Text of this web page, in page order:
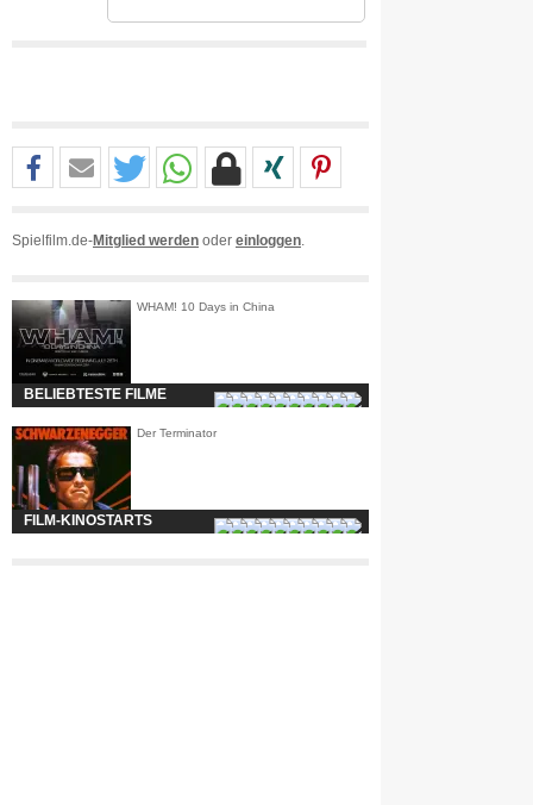
Spielfilm.de-Mitglied werden oder einloggen
WHAM! 10 Days in China
BELIEBTESTE FILME
Der Terminator
FILM-KINOSTARTS